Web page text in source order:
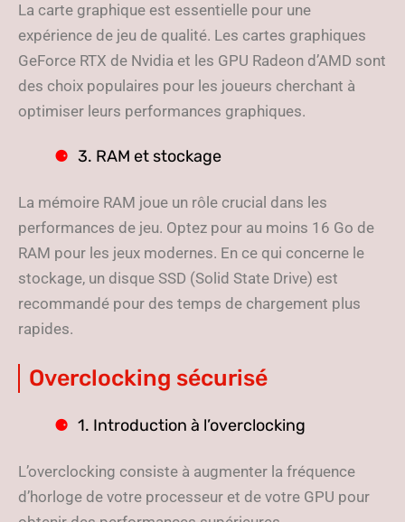
La carte graphique est essentielle pour une
expérience de jeu de qualité. Les cartes graphiques
GeForce RTX de Nvidia et les GPU Radeon d’AMD sont
des choix populaires pour les joueurs cherchant à
optimiser leurs performances graphiques.
3. RAM et stockage
La mémoire RAM joue un rôle crucial dans les
performances de jeu. Optez pour au moins 16 Go de
RAM pour les jeux modernes. En ce qui concerne le
stockage, un disque SSD (Solid State Drive) est
recommandé pour des temps de chargement plus
rapides.
Overclocking sécurisé
1. Introduction à l’overclocking
L’overclocking consiste à augmenter la fréquence
d’horloge de votre processeur et de votre GPU pour